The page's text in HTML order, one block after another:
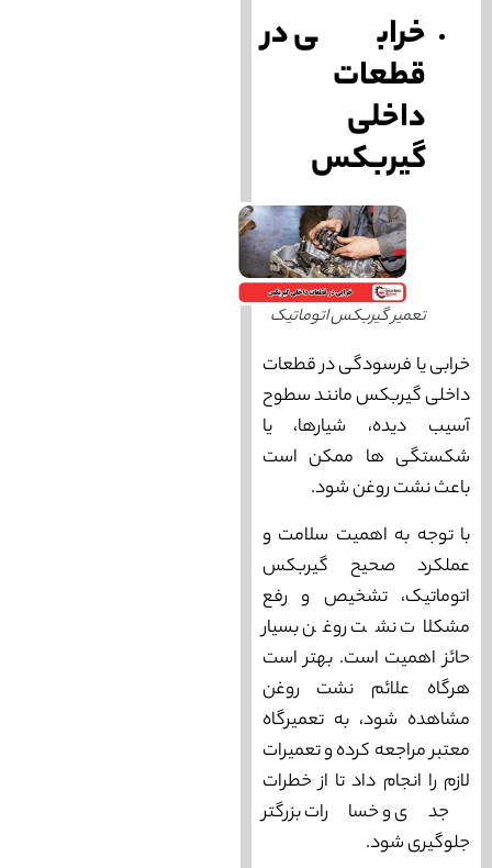
خرابی در
قطعات
داخلی
گیربکس
تعمیر گیربکس اتوماتیک
خرابی یا فرسودگی در قطعات
داخلی گیربکس مانند سطوح
آسيب ديده، شيارها، يا
شکستگی ها ممكن است
باعث نشت روغن شود.
با توجه به اهمیت سلامت و
عملکرد صحیح گیربکس
اتوماتیک، تشخیص و رفع
مشکلات نشت روغن بسیار
حائز اهمیت است. بهتر است
هرگاه علائم نشت روغن
مشاهده شود، به تعمیرگاه
معتبر مراجعه کرده و تعمیرات
لازم را انجام داد تا از خطرات
جدی و خسارات بزرگتر
جلوگیری شود.